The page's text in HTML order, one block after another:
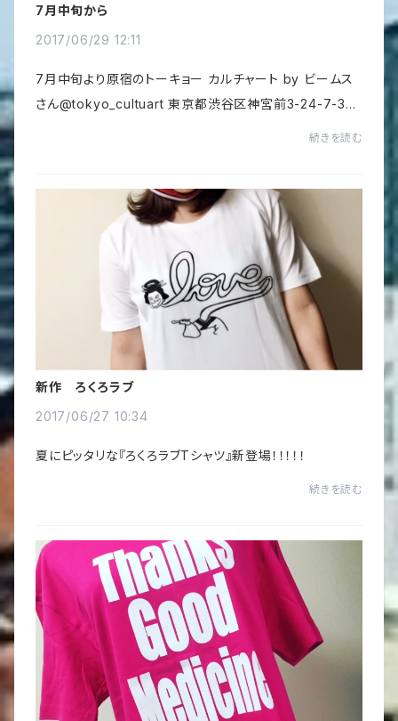
7月中旬から
2017/06/29 12:11
7月中旬より原宿のトーキョー カルチャート by ビームス
さん@tokyo_cultuart 東京都渋谷区神宮前3-24-7-3F
続きを読む
新作 ろくろラブ
2017/06/27 10:34
夏にピッタリな『ろくろラブTシャツ』新登場！！！！！
続きを読む